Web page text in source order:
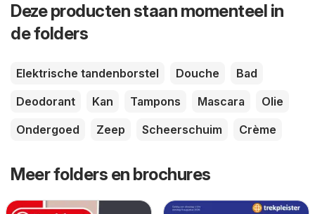
Deze producten staan momenteel in
de folders
Elektrische tandenborstel Douche
Bad
Deodorant
Kan Tampons Mascara
Olie
Ondergoed
Zeep Scheerschuim Crème
Meer folders en brochures